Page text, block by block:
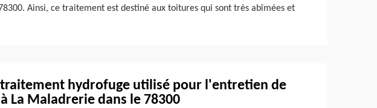
Ainsi, ce traitement est destiné aux toitures qui sont très abîmées et
hydrofuge utilisé pour l'entretien de
La Maladrerie dans le 78300